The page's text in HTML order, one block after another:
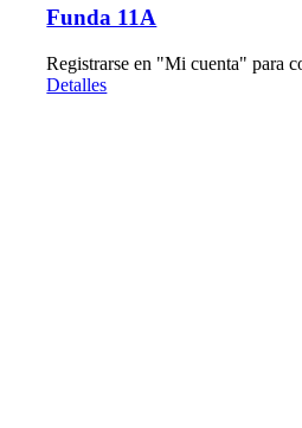
Funda 11A
Registrarse en "Mi cuenta" para
Detalles